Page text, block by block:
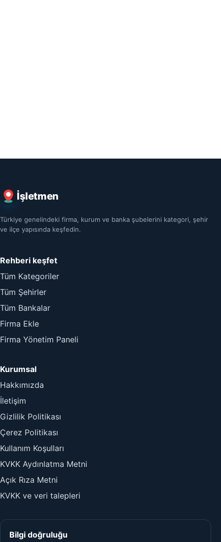
İşletmen
Türkiye genelindeki firma, kurum ve banka şubelerini kategori, şehir
ve ilçe yapısında keşfedin.
Rehberi keşfet
Tüm Kategoriler
Tüm Şehirler
Tüm Bankalar
Firma Ekle
Firma Yönetim Paneli
Kurumsal
Hakkımızda
İletişim
Gizlilik Politikası
Çerez Politikası
Kullanım Koşulları
KVKK Aydınlatma Metni
Açık Rıza Metni
KVKK ve veri talepleri
Bilgi doğruluğu